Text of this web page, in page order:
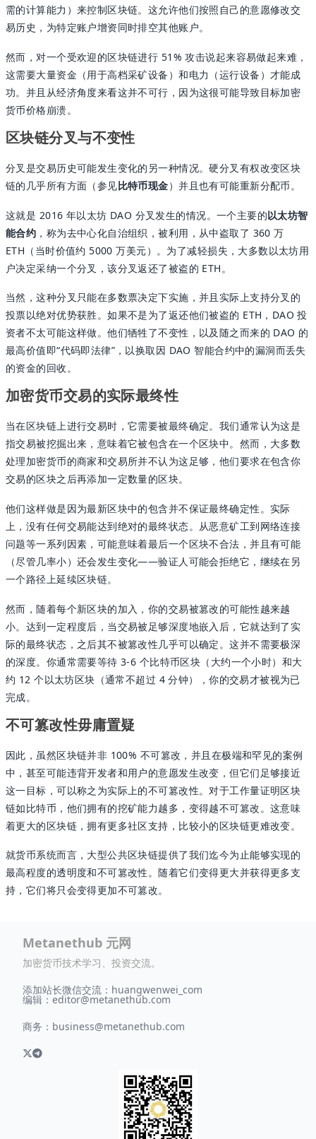
需的计算能力）来控制区块链。这允许他们按照自己的意愿修改交
易历史，为特定账户增资同时排空其他账户。
然而，对一个受欢迎的区块链进行 51% 攻击说起来容易做起来难，
这需要大量资金（用于高档采矿设备）和电力（运行设备）才能成
功。并且从经济角度来看这并不可行，因为这很可能导致目标加密
货币价格崩溃。
区块链分叉与不变性
分叉是交易历史可能发生变化的另一种情况。硬分叉有权改变区块
链的几乎所有方面（参见比特币现金）并且也有可能重新分配币。
这就是 2016 年以太坊 DAO 分叉发生的情况。一个主要的以太坊智
能合约 ，称为去中心化自治组织，被利用，从中盗取了 360 万
ETH（当时价值约 5000 万美元）。为了减轻损失，大多数以太坊用
户决定采纳一个分叉，该分叉返还了被盗的 ETH。
当然，这种分叉只能在多数票决定下实施，并且实际上支持分叉的
投票以绝对优势获胜。如果不是为了返还他们被盗的 ETH，DAO 投
资者不太可能这样做。他们牺牲了不变性，以及随之而来的 DAO 的
最高价值即“代码即法律”，以换取因 DAO 智能合约中的漏洞而丢失
的资金的回收。
加密货币交易的实际最终性
当在区块链上进行交易时，它需要被最终确定。我们通常认为这是
指交易被挖掘出来，意味着它被包含在一个区块中。然而，大多数
处理加密货币的商家和交易所并不认为这足够，他们要求在包含你
交易的区块之后再添加一定数量的区块。
他们这样做是因为最新区块中的包含并不保证最终确定性。实际
上，没有任何交易能达到绝对的最终状态。从恶意矿工到网络连接
问题等一系列因素，可能意味着最后一个区块不合法，并且有可能
（尽管几率小）还会发生变化——验证人可能会拒绝它，继续在另
一个路径上延续区块链。
然而，随着每个新区块的加入，你的交易被篡改的可能性越来越
小。达到一定程度后，当交易被足够深度地嵌入后，它就达到了实
际的最终状态，之后其不被篡改性几乎可以确定。这并不需要极深
的深度。你通常需要等待 3-6 个比特币区块（大约一个小时）和大
约 12 个以太坊区块（通常不超过 4 分钟），你的交易才被视为已
完成。
不可篡改性毋庸置疑
因此，虽然区块链并非 100% 不可篡改，并且在极端和罕见的案例
中，甚至可能违背开发者和用户的意愿发生改变，但它们足够接近
这一目标，可以称之为实际上的不可篡改性。对于工作量证明区块
链如比特币，他们拥有的挖矿能力越多，变得越不可篡改。这意味
着更大的区块链，拥有更多社区支持，比较小的区块链更难改变。
就货币系统而言，大型公共区块链提供了我们迄今为止能够实现的
最高程度的透明度和不可篡改性。随着它们变得更大并获得更多支
持，它们将只会变得更加不可篡改。
Metanethub 元网
加密货币技术学习、投资交流。
添加站长微信交流：huangwenwei_com
编辑： editor@metanethub.com
商务： business@metanethub.com